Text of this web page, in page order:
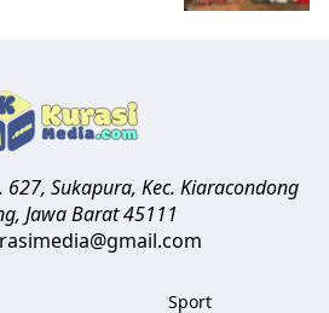
627, Sukapura, Kec. Kiaracondong
, Jawa Barat45111
Sport